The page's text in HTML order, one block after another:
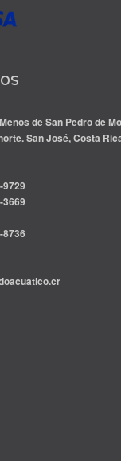
de San Pedro de
San José, Costa
9729
3669
8736